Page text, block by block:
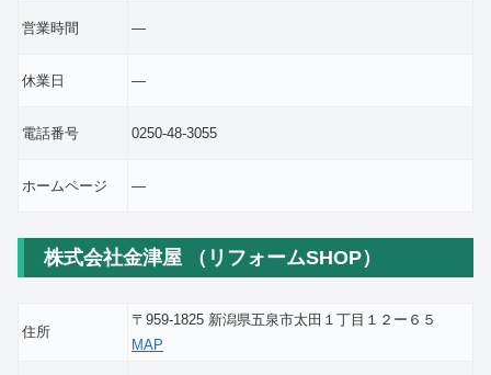
営業時間 ―
休業日 ―
電話番号 0250-48-3055
ホームページ ―
株式会社金津屋 （リフォームSHOP）
住所
〒959-1825 新潟県五泉市太田１丁目１２ー６５
MAP